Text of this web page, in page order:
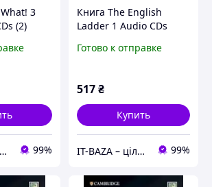
3
(2)
IT-BAZA – ціла база потрібних речей для всієї родини 99%
Книга The English
Ladder 1 Audio CDs
Cambridge University
Готово к отправке
517₴
Купить
IT-BAZA – ціла база потрібних речей для всієї родини 99%